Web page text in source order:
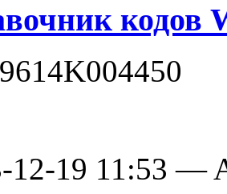
кодов
12-19 11:53 —